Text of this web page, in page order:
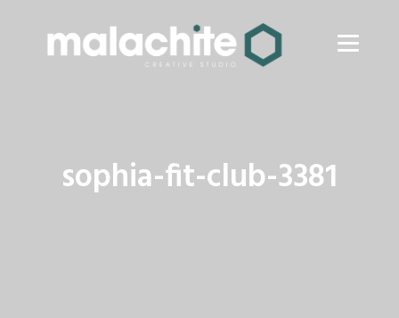
sophia-fit-club-3381